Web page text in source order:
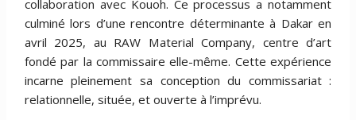
collaboration avec Kouoh. Ce processus a notamment
culminé lors d’une rencontre déterminante à Dakar en
avril 2025, au RAW Material Company, centre d’art
fondé par la commissaire elle-même. Cette expérience
incarne pleinement sa conception du commissariat :
relationnelle, située, et ouverte à l’imprévu.